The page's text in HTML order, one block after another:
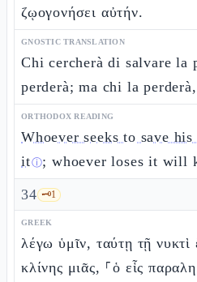
ζῳογονήσει αὐτήν.
GNOSTIC TRANSLATION
Chi cercherà di salvare la
perderà; ma chi la
ORTHODOX READING
Whoever seeks to save
itⓘ; whoever loses it will
34 🗝️1
GREEK
λέγω ὑμῖν, ταύτῃ τῇ νυκτὶ
κλίνης μιᾶς, ⸀ὁ εἷς